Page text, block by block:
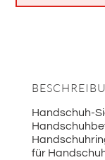
Handschuh-
für